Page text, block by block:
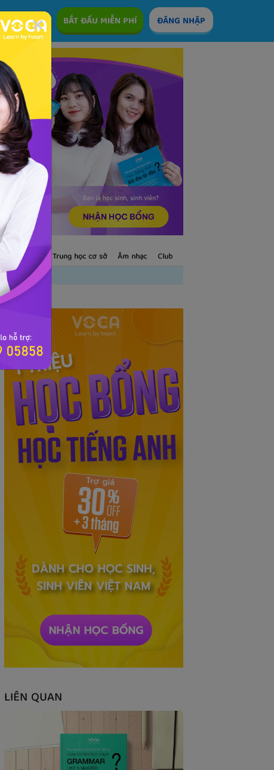
ĐĂNG NHẬP
BẮT ĐẦU MIỄN PHÍ
Trẻ em Trung học cơ sở Âm nhạc Club
LIÊN QUAN